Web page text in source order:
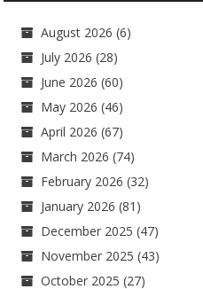
August 2026 (6)
July 2026 (28)
June 2026 (60)
May 2026 (46)
April 2026 (67)
March 2026 (74)
February 2026 (32)
January 2026 (81)
December 2025 (47)
November 2025 (43)
October 2025 (27)